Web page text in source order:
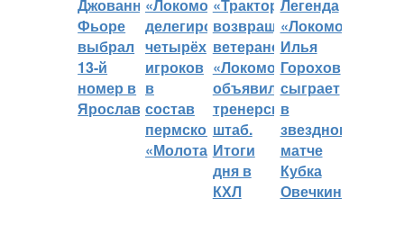
Джованни
Фьоре
выбрал
13-й
номер в
Ярославле
«Локомотив»
делегировал
четырёх
игроков
в
состав
пермского
«Молота»
«Трактор»
возвращает
ветеранов,
«Локомотив»
объявил
тренерский
штаб.
Итоги
дня в
КХЛ
Легенда
«Локомотива»
Илья
Горохов
сыграет
в
звездном
матче
Кубка
Овечкина